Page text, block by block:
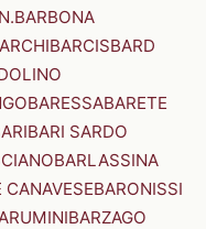
BARBONA
BARCISBARD
BARESSABARETE
BARI SARDO
BARLASSINA
CANAVESEBARONISSI
BARZAGO